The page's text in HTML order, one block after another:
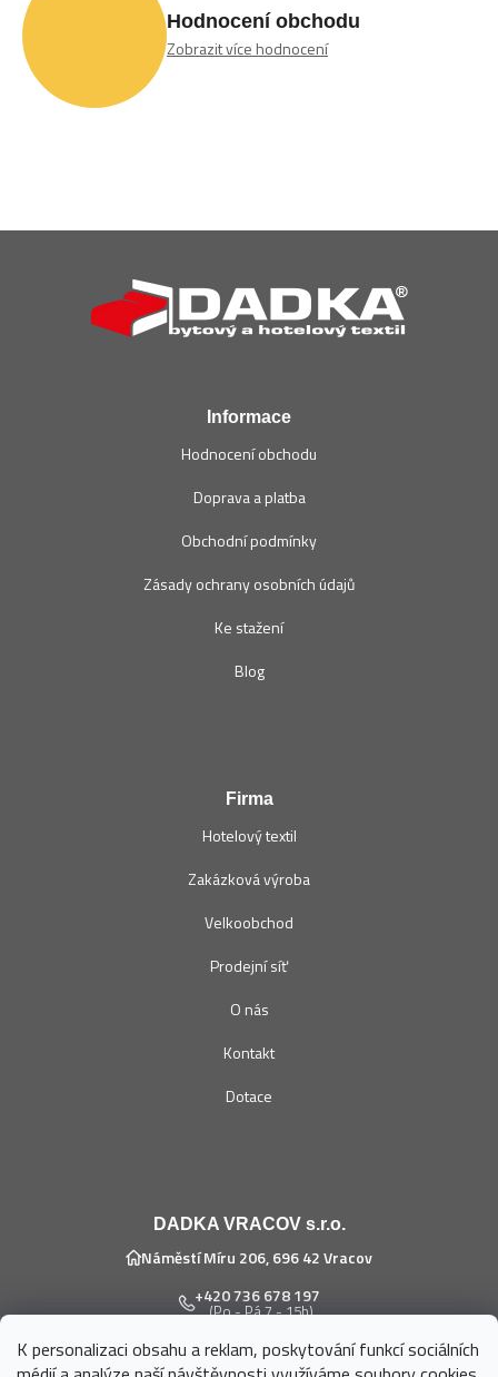
K personalizaci obsahu a reklam, poskytování funkcí sociálních
Hodnocení obchodu
Zobrazit více hodnocení
Informace
Hodnocení obchodu
Doprava a platba
Obchodní podmínky
Zásady ochrany osobních údajů
Ke stažení
Blog
Firma
Hotelový textil
Zakázková výroba
Velkoobchod
Prodejní síť
O nás
Kontakt
Dotace
DADKA VRACOV s.r.o.
Náměstí Míru 206, 696 42 Vracov
+420 736 678 197
(Po - Pá 7 - 15h)
eshop@dadka.cz